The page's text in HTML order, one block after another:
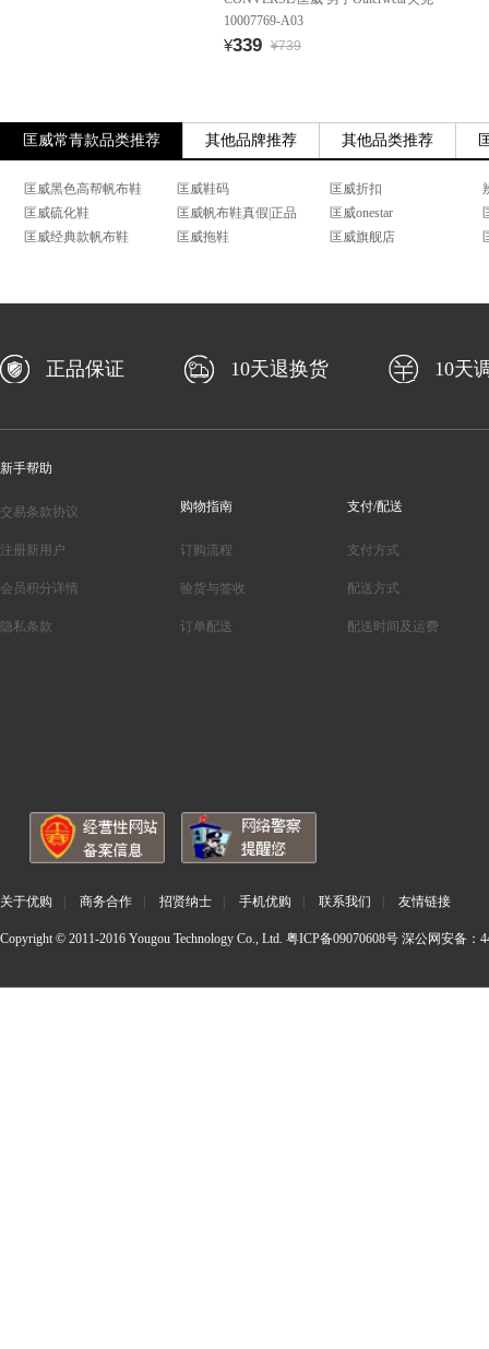
10007769-A03
¥339 ¥739
匡威常青款品类推荐 其他品牌推荐 其他品类推荐
匡威黑色高帮帆布鞋 匡威鞋码 匡威折扣
匡威硫化鞋
匡威帆布鞋真假|正品 匡威onestar
匡威经典款帆布鞋
匡威拖鞋 匡威旗舰店
正品保证 10天退换货 10天
新手帮助
交易条款协议
注册新用户
会员积分详情
隐私条款
购物指南
订购流程
验货与签收
订单配送
支付/配送
支付方式
配送方式
配送时间及运费
关于优购 商务合作 招贤纳士 手机优购 联系我们 友情链接
Copyright © 2011-2016 Yougou Technology Co., Ltd. 粤ICP备09070608号 深公网安备：